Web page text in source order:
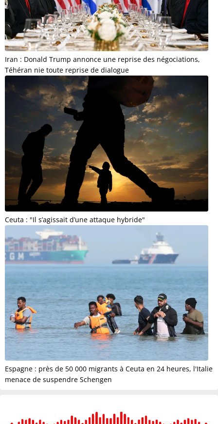
Iran : Donald Trump annonce une reprise des négociations,
Téhéran nie toute reprise de dialogue
Ceuta : "Il s’agissait d’une attaque hybride"
Espagne : près de 50 000 migrants à Ceuta en 24 heures, l'Italie
menace de suspendre Schengen